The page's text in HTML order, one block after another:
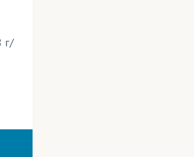
полиэфирная
г/